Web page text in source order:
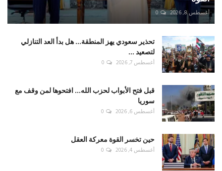
أغسطس 8, 2026 0
تحذير سعودي يهز المنطقة... هل بدأ العد التنازلي
لتصعيد ...
أغسطس 7, 2026 0
قبل فتح الأبواب لحزب الله... افتحوها لمن وقف مع
سوريا
أغسطس 6, 2026 0
حين تخسر القوة معركة العقل
أغسطس 4, 2026 0